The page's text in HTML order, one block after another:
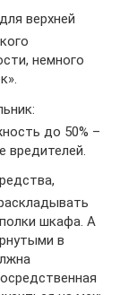
верхней
немного
до 50% –
вредителей.
шкафа. А
в